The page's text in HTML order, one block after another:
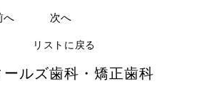
矯正歯科
当院の特徴
治療の流れ
リストに戻る
へ 次へ
ールズ歯科・矯正歯科